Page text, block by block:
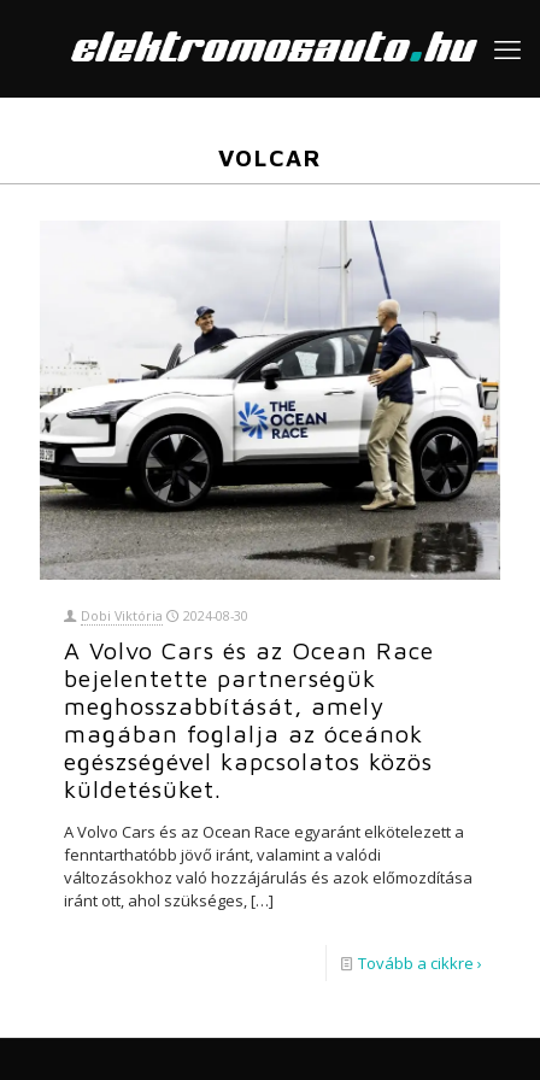
VOLCAR
Dobi Viktória 2024-08-30
A Volvo Cars és az Ocean Race
bejelentette partnerségük
meghosszabbítását, amely
magában foglalja az óceánok
egészségével kapcsolatos közös
küldetésüket.
A Volvo Cars és az Ocean Race egyaránt elkötelezett a
fenntarthatóbb jövő iránt, valamint a valódi
változásokhoz való hozzájárulás és azok előmozdítása
iránt ott, ahol szükséges,[…]
Tovább a cikkre ›